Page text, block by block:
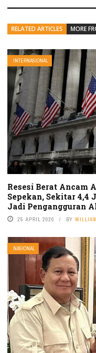
RELATED ARTICLES MORE
INTERNASIONAL
Resesi Berat Ancam
Sepekan, Sekitar 4,4
Jadi Pengangguran
25 APRIL 2020 BY
NASIONAL